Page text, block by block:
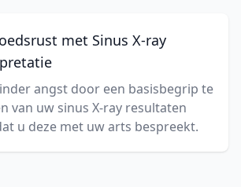
met Sinus X-ray
angst door een basisbegrip te
van uw sinus X-ray resultaten
u deze met uw arts bespreekt.